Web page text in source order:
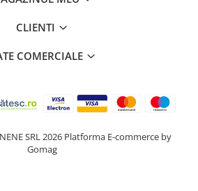
CLIENTI
COMERCIALE
SRL 2026 Platforma E-commerce by
Gomag